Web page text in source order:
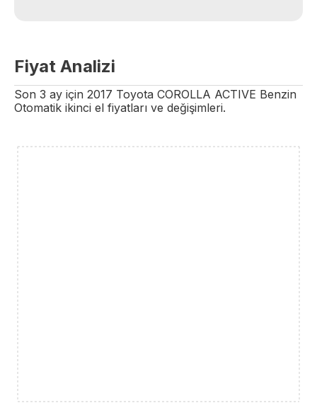
Fiyat Analizi
Son 3 ay için 2017 Toyota COROLLA ACTIVE Benzin
Otomatik ikinci el fiyatları ve değişimleri.